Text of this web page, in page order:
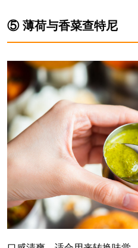
⑤ 薄荷与香菜查特尼